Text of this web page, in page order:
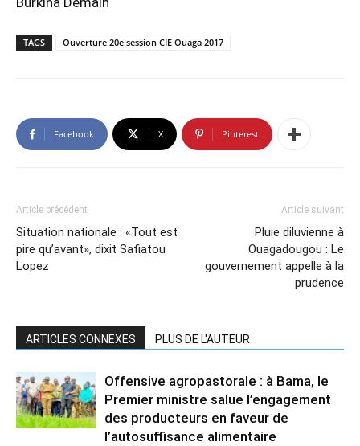
TAGS Ouverture 20e session CIE Ouaga 2017
Facebook X Pinterest
Article précédent
Situation nationale : «Tout est
pire qu’avant», dixit Safiatou
Lopez
Article suivant
Pluie diluvienne à
Ouagadougou : Le
gouvernement appelle à la
prudence
ARTICLES CONNEXES PLUS DE L'AUTEUR
Offensive agropastorale : à Bama, le
Premier ministre salue l’engagement
des producteurs en faveur de
l’autosuffisance alimentaire